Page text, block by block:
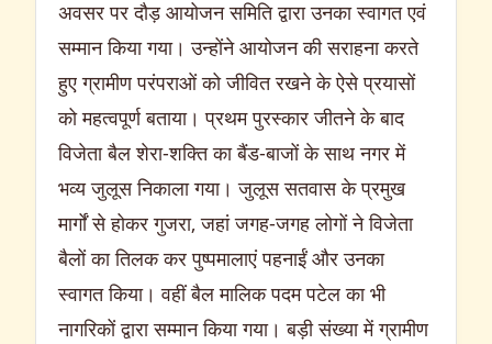
अवसर पर दौड़ आयोजन समिति द्वारा उनका स्वागत एवं
सम्मान किया गया। उन्होंने आयोजन की सराहना करते
हुए ग्रामीण परंपराओं को जीवित रखने के ऐसे प्रयासों
को महत्वपूर्ण बताया। प्रथम पुरस्कार जीतने के बाद
विजेता बैल शेरा-शक्ति का बैंड-बाजों के साथ नगर में
भव्य जुलूस निकाला गया। जुलूस सतवास के प्रमुख
मार्गों से होकर गुजरा, जहां जगह-जगह लोगों ने विजेता
बैलों का तिलक कर पुष्पमालाएं पहनाईं और उनका
स्वागत किया। वहीं बैल मालिक पदम पटेल का भी
नागरिकों द्वारा सम्मान किया गया। बड़ी संख्या में ग्रामीण